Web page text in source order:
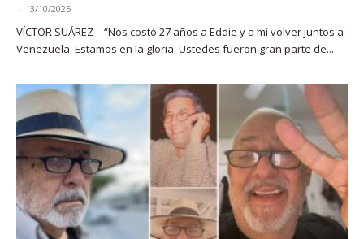
- 13/10/2025
VÍCTOR SUÁREZ - “Nos costó 27 años a Eddie y a mí volver juntos a
Venezuela. Estamos en la gloria. Ustedes fueron gran parte de...